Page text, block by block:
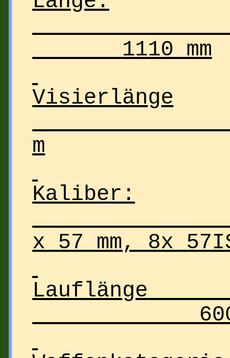
1110 mm
Visierlänge
m
Kaliber:
x 57 mm, 8x
Lauflänge